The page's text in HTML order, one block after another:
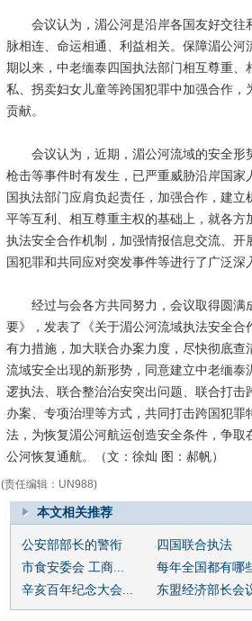
会议认为，湄公河是沿岸各国友好交往
脉相连、命运相通、利益相关。保障湄公
期以来，中老缅泰四国执法部门相互尊重
私、拐卖妇女儿童等跨国犯罪中加强合作
贡献。
会议认为，近期，湄公河流域的安全形
枪击等事件时有发生，已严重威胁沿岸国
国执法部门应肩负起责任，加强合作，建
平等互利、相互尊重主权的基础上，就各方
执法安全合作机制，加强情报信息交流、
国犯罪和共同应对突发事件等进行了广泛深
经过与会各方共同努力，会议取得圆满
要》，发表了《关于湄公河流域执法安全
有力措施，加大联合办案力度，尽快彻底查
流域安全出现的新形势，同意建立中老缅
逻执法、联合整治治安突出问题、联合打
办案、专项治理等方式，共同打击跨国犯
法，为恢复湄公河航运创造安全条件，争
公河恢复通航。（文：徐灿 图：郝帆）
(责任编辑：UN988)
本文相关推荐
公安部部长的警衔 四国联合执法
市食安委会 工商...
每年全国都有哪
辛亥百年纪念大会...
东盟经济部长会